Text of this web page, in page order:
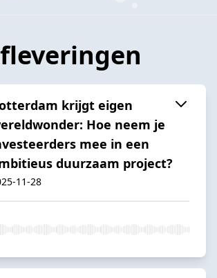
krijgt eigen
Hoe neem je
mee in een
duurzaam project?
11-28